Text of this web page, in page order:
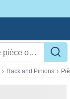
› Rack and Pinions ›